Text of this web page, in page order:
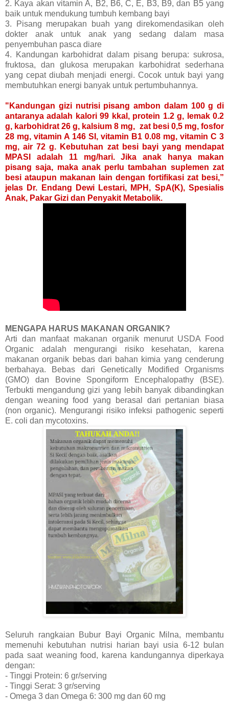
2. Kaya akan vitamin A, B2, B6, C, E, B3, B9, dan B5 yang
baik untuk mendukung tumbuh kembang bayi
3. Pisang merupakan buah yang direkomendasikan oleh
dokter anak untuk anak yang sedang dalam masa
penyembuhan pasca diare
4. Kandungan karbohidrat dalam pisang berupa: sukrosa,
fruktosa, dan glukosa merupakan karbohidrat sederhana
yang cepat diubah menjadi energi. Cocok untuk bayi yang
membutuhkan energi banyak untuk pertumbuhannya.
"Kandungan gizi nutrisi pisang ambon dalam 100 g di
antaranya adalah kalori 99 kkal, protein 1.2 g, lemak 0.2
g, karbohidrat 26 g, kalsium 8 mg, zat besi 0,5 mg, fosfor
28 mg, vitamin A 146 SI, vitamin B1 0.08 mg, vitamin C 3
mg, air 72 g. Kebutuhan zat besi bayi yang mendapat
MPASI adalah 11 mg/hari. Jika anak hanya makan
pisang saja, maka anak perlu tambahan suplemen zat
besi ataupun makanan lain dengan fortifikasi zat besi,”
jelas Dr. Endang Dewi Lestari, MPH, SpA(K), Spesialis
Anak, Pakar Gizi dan Penyakit Metabolik.
MENGAPA HARUS MAKANAN ORGANIK?
Arti dan manfaat makanan organik menurut USDA Food
Organic adalah mengurangi risiko kesehatan, karena
makanan organik bebas dari bahan kimia yang cenderung
berbahaya. Bebas dari Genetically Modified Organisms
(GMO) dan Bovine Spongiform Encephalopathy (BSE).
Terbukti mengandung gizi yang lebih banyak dibandingkan
dengan weaning food yang berasal dari pertanian biasa
(non organic). Mengurangi risiko infeksi pathogenic seperti
E. coli dan mycotoxins.
Seluruh rangkaian Bubur Bayi Organic Milna, membantu
memenuhi kebutuhan nutrisi harian bayi usia 6-12 bulan
pada saat weaning food, karena kandungannya diperkaya
dengan:
- Tinggi Protein: 6 gr/serving
- Tinggi Serat: 3 gr/serving
- Omega 3 dan Omega 6: 300 mg dan 60 mg